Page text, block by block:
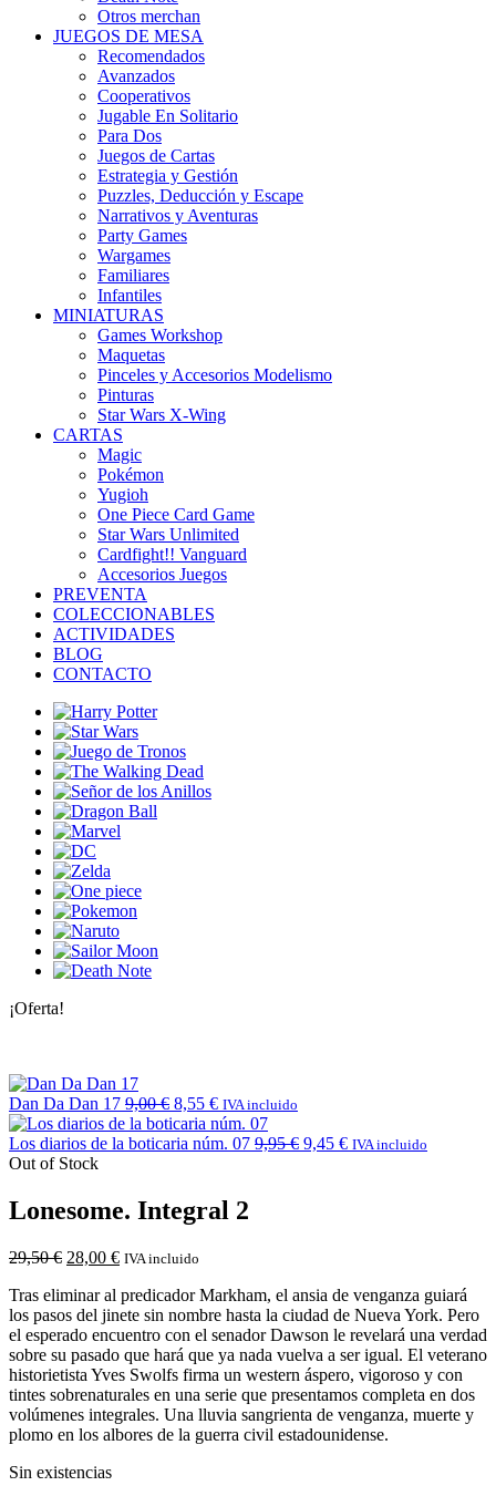
Otros merchan
JUEGOS DE MESA
Recomendados
Avanzados
Cooperativos
Jugable En Solitario
Para Dos
Juegos de Cartas
Estrategia y Gestión
Puzzles, Deducción y Escape
Narrativos y Aventuras
Party Games
Wargames
Familiares
Infantiles
MINIATURAS
Games Workshop
Maquetas
Pinceles y Accesorios Modelismo
Pinturas
Star Wars X-Wing
CARTAS
Magic
Pokémon
Yugioh
One Piece Card Game
Star Wars Unlimited
Cardfight!! Vanguard
Accesorios Juegos
PREVENTA
COLECCIONABLES
ACTIVIDADES
BLOG
CONTACTO
¡Oferta!
Dan Da Dan 17 9,00€ 8,55 € IVA incluido
Los diarios de la boticaria núm. 07 9,95€ 9,45 € IVA incluido
Out of Stock
Lonesome. Integral 2
29,50€ 28,00 € IVA incluido
Tras eliminar al predicador Markham, el ansia de venganza guiará
los pasos del jinete sin nombre hasta la ciudad de Nueva York. Pero
el esperado encuentro con el senador Dawson le revelará una verdad
sobre su pasado que hará que ya nada vuelva a ser igual. El veterano
historietista Yves Swolfs firma un western áspero, vigoroso y con
tintes sobrenaturales en una serie que presentamos completa en dos
volúmenes integrales. Una lluvia sangrienta de venganza, muerte y
plomo en los albores de la guerra civil estadounidense.
Sin existencias